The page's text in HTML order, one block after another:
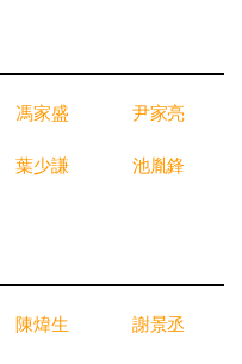
馮家盛 尹家亮
葉少謙 池胤鋒
陳煒生 謝景丞